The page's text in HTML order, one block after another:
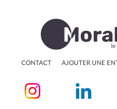
le
CONTACT AJOUTER UNE